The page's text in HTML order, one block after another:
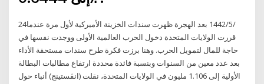
24‏‏/5‏‏/1442 بعد الهجرة ظهرت سندات الخزينة الأميركية لأول مرة عندما
قررت الولايات المتحدة دخول الحرب العالمية الأولى ووجدت نفسها في
حاجة للمال لتمويل الحرب. وهنا برزت فكرة طرح سندات مستحقة الأداء
بعد عدد معين من السنوات وبنسبة فائدة محددة ارتفاع مطالبات البطالة
الأولية إلى 1.106 مليون في الولايات المتحدة، نقلت (انڤستينج) أنباء حول